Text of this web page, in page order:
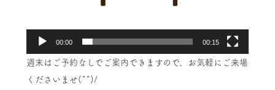
00:00 00:15
週末はご予約なしでご案内できますので、お気軽にご来場
くださいませ(^^)/